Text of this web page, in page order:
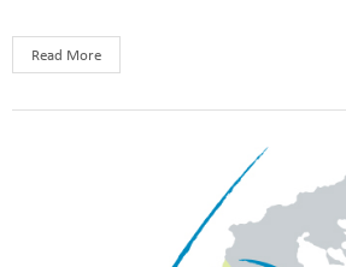
Read More